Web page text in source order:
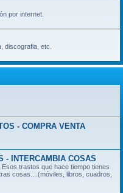
por internet.
discografia, etc.
- COMPRA VENTA
- INTERCAMBIA COSAS
trastos que hace tiempo tienes
cosas....(móviles, libros, cuadros,